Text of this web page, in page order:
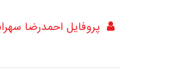
پروفایل احمدرضا